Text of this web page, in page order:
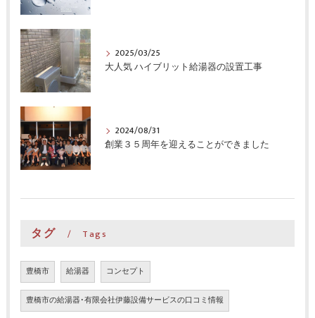
2025/03/25
大人気 ハイブリット給湯器の設置工事
2024/08/31
創業３５周年を迎えることができました
タグ Tags
豊橋市 給湯器 コンセプト
豊橋市の給湯器･有限会社伊藤設備サービスの口コミ情報